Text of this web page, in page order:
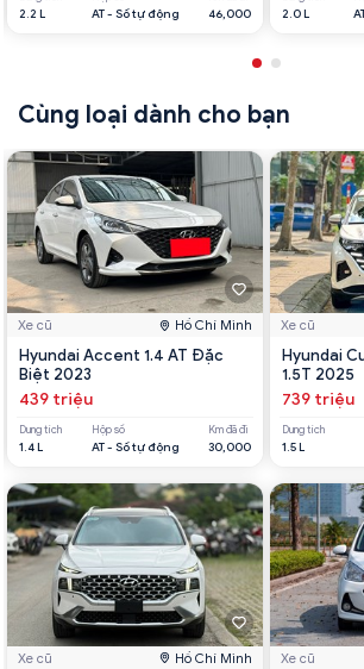
2.2 L AT - Số tự động 46,000 2.0 L
Cùng loại dành cho bạn
Xe cũ Hồ Chí Minh
Hyundai Accent 1.4 AT Đặc
Biệt 2023
439 triệu
Dung tích
1.4 L
Hộp số
AT - Số tự động
Km đã đi
30,000
Xe cũ Hồ Chí Minh
Xe cũ
Hyundai
1.5T 2025
739 triệu
Dung tích
1.5 L
Xe cũ